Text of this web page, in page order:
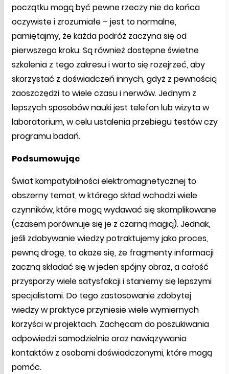
początku mogą być pewne rzeczy nie do końca
oczywiste i zrozumiałe – jest to normalne,
pamiętajmy, że każda podróż zaczyna się od
pierwszego kroku. Są również dostępne świetne
szkolenia z tego zakresu i warto się rozejrzeć, aby
skorzystać z doświadczeń innych, gdyż z pewnością
zaoszczędzi to wiele czasu i nerwów. Jednym z
lepszych sposobów nauki jest telefon lub wizyta w
laboratorium, w celu ustalenia przebiegu testów czy
programu badań.
Podsumowując
Świat kompatybilności elektromagnetycznej to
obszerny temat, w którego skład wchodzi wiele
czynników, które mogą wydawać się skomplikowane
(czasem porównuje się je z czarną magią). Jednak,
jeśli zdobywanie wiedzy potraktujemy jako proces,
pewną drogę, to okaże się, że fragmenty informacji
zaczną składać się w jeden spójny obraz, a całość
przysporzy wiele satysfakcji i staniemy się lepszymi
specjalistami. Do tego zastosowanie zdobytej
wiedzy w praktyce przyniesie wiele wymiernych
korzyści w projektach. Zachęcam do poszukiwania
odpowiedzi samodzielnie oraz nawiązywania
kontaktów z osobami doświadczonymi, które mogą
pomóc.